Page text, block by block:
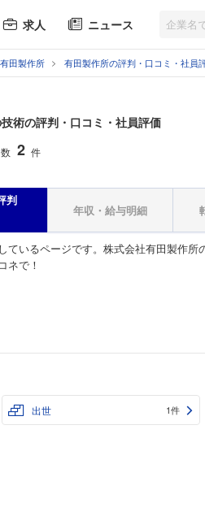
求人 ニュース
有田製作所 有田製作所の評判・口コミ・社員
術の評判・口コミ・社員評価
2 件
判
年収・給与明細
ているページです。株式会社有田製作
ネで！
出世 1件